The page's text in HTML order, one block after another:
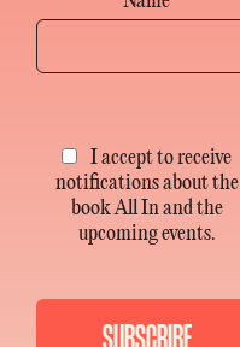
I accept to receive
notifications about the
book All In and the
upcoming events.